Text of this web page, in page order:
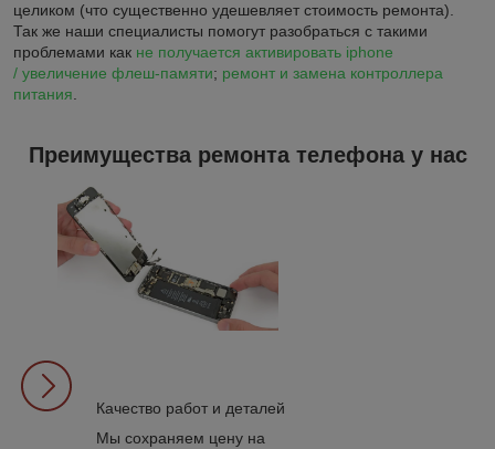
целиком (что существенно удешевляет стоимость ремонта).
Так же наши специалисты помогут разобраться с такими
проблемами как не получается активировать iphone
/ увеличение флеш-памяти; ремонт и замена контроллера
питания.
Преимущества ремонта телефона у нас
Качество работ и деталей
Мы сохраняем цену на